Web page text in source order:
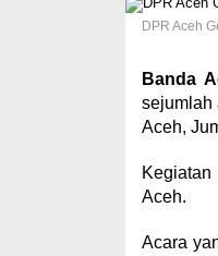
DPR Aceh
Banda
sejumlah
Aceh,
Aceh.
Acara